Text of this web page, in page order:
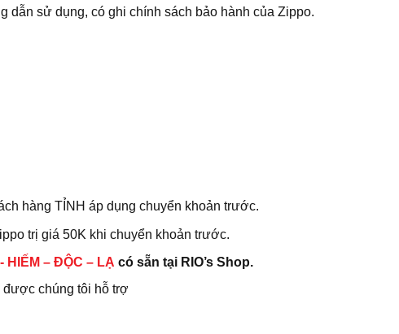
dẫn sử dụng, có ghi chính sách bảo hành của Zippo.
hàng TỈNH áp dụng chuyển khoản trước.
trị giá 50K khi chuyển khoản trước.
HIẾM – ĐỘC – LẠ có sẵn tại RIO’s Shop.
được chúng tôi hỗ trợ